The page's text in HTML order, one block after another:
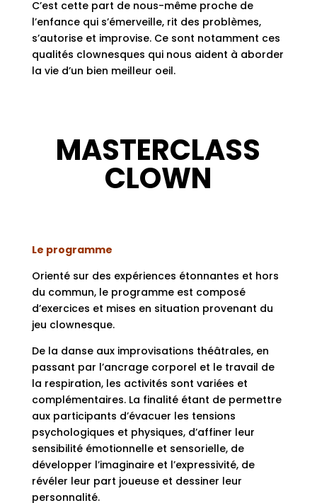
C’est cette part de nous-même proche de
l’enfance qui s’émerveille, rit des problèmes,
s’autorise et improvise. Ce sont notamment ces
qualités clownesques qui nous aident à aborder
la vie d’un bien meilleur oeil.
MASTERCLASS
CLOWN
Le programme
Orienté sur des expériences étonnantes et hors
du commun, le programme est composé
d’exercices et mises en situation provenant du
jeu clownesque.
De la danse aux improvisations théâtrales, en
passant par l’ancrage corporel et le travail de
la respiration, les activités sont variées et
complémentaires. La finalité étant de permettre
aux participants d’évacuer les tensions
psychologiques et physiques, d’affiner leur
sensibilité émotionnelle et sensorielle, de
développer l’imaginaire et l’expressivité, de
révéler leur part joueuse et dessiner leur
personnalité.